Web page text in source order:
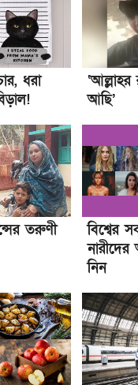
ধরা
আছি’
তরুণী
বিশ্বের
নিন